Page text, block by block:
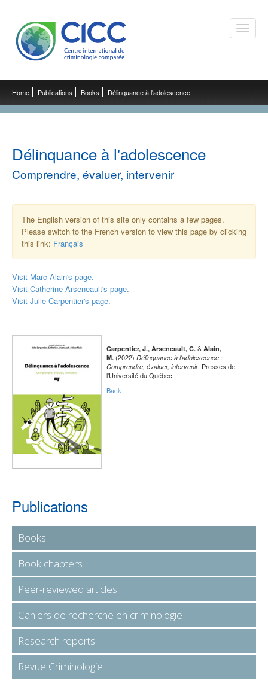
Toggle
Home Publications Books Délinquance à l'adolescence
Délinquance à l'adolescence
Comprendre, évaluer, intervenir
The English version of this site only contains a few pages.
Please switch to the French version to view this page by clicking
this link: Français
Visit Marc Alain's page.
Visit Catherine Arseneault's page.
Visit Julie Carpentier's page.
Carpentier, J., Arseneault, C. & Alain,
M. (2022) Délinquance à l'adolescence :
Comprendre, évaluer, intervenir. Presses de
l'Université du Québec.
Back
Publications
Books
Book chapters
Peer-reviewed articles
Cahiers de recherche en criminologie
Research reports
Revue Criminologie